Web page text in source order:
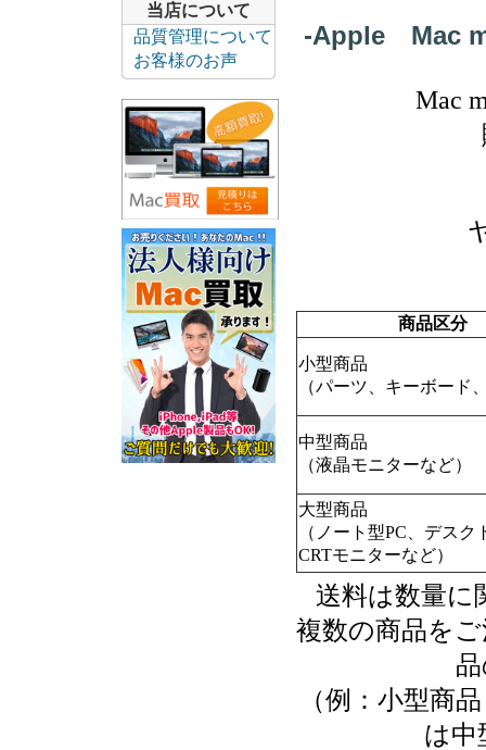
当店について
品質管理について
お客様のお声
-Apple Mac
Mac
商品区分
小型商品
（パーツ、キーボード
中型商品
（液晶モニターなど）
大型商品
（ノート型PC、デスク
CRTモニターなど）
送料は数量に
複数の商品を
（例：小型商
は中